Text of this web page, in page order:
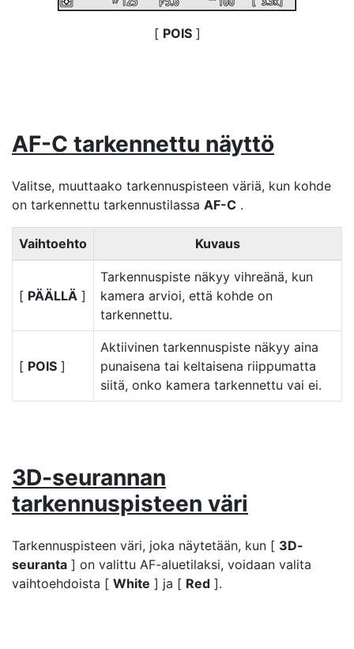
[ POIS]
AF-C tarkennettu näyttö
Valitse, muuttaako tarkennuspisteen väriä, kun kohde
on tarkennettu tarkennustilassa AF-C .
Vaihtoehto Kuvaus
[ PÄÄLLÄ ]
Tarkennuspiste näkyy vihreänä, kun
kamera arvioi, että kohde on
tarkennettu.
[ POIS ]
Aktiivinen tarkennuspiste näkyy aina
punaisena tai keltaisena riippumatta
siitä, onko kamera tarkennettu vai ei.
3D-seurannan
tarkennuspisteen väri
Tarkennuspisteen väri, joka näytetään, kun [ 3D-
seuranta ] on valittu AF-aluetilaksi, voidaan valita
vaihtoehdoista [ White ] ja [ Red ].